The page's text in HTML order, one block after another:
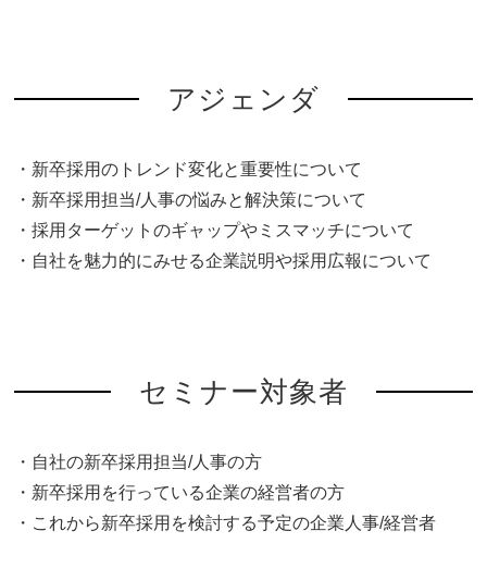
アジェンダ
・新卒採用のトレンド変化と重要性について
・新卒採用担当/人事の悩みと解決策について
・採用ターゲットのギャップやミスマッチについて
・自社を魅力的にみせる企業説明や採用広報について
セミナー対象者
・自社の新卒採用担当/人事の方
・新卒採用を行っている企業の経営者の方
・これから新卒採用を検討する予定の企業人事/経営者